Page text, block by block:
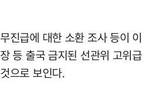
진급에 대한 소환 조사 등이 이
등 출국 금지된 선관위 고위급
으로 보인다.